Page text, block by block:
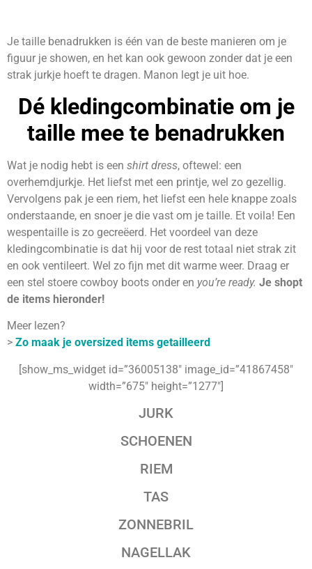
Je taille benadrukken is één van de beste manieren om je
figuur je showen, en het kan ook gewoon zonder dat je een
strak jurkje hoeft te dragen. Manon legt je uit hoe.
Dé kledingcombinatie om je
taille mee te benadrukken
Wat je nodig hebt is een shirt dress, oftewel: een
overhemdjurkje. Het liefst met een printje, wel zo gezellig.
Vervolgens pak je een riem, het liefst een hele knappe zoals
onderstaande, en snoer je die vast om je taille. Et voila! Een
wespentaille is zo gecreëerd. Het voordeel van deze
kledingcombinatie is dat hij voor de rest totaal niet strak zit
en ook ventileert. Wel zo fijn met dit warme weer. Draag er
een stel stoere cowboy boots onder en you’re ready. Je shopt
de items hieronder!
Meer lezen?
> Zo maak je oversized items getailleerd
[show_ms_widget id=”36005138″ image_id=”41867458″
width=”675″ height=”1277″]
JURK
SCHOENEN
RIEM
TAS
ZONNEBRIL
NAGELLAK